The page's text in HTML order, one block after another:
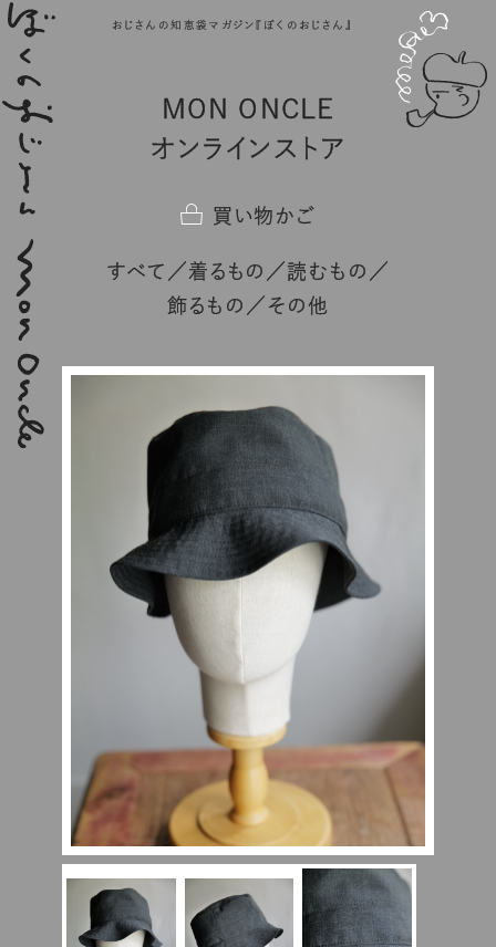
おじさんの知恵袋マガジン『ぼくのおじさん』
MON ONCLE
オンラインストア
すべて 着るもの
読むもの
飾るもの
その他
買い物かご